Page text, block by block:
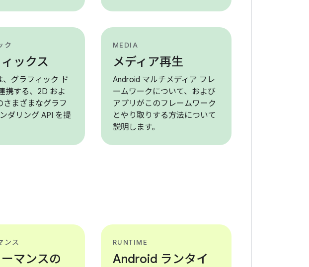
ク
ックス
、グラフィック ド
携する、2D およ
さまざまなグラフ
ダリング API を提
MEDIA
メディア再生
Android マルチメディア フレ
ームワークについて、および
アプリがこのフレームワーク
とやり取りする方法について
説明します。
ンス
マンスの
RUNTIME
Android ランタイ